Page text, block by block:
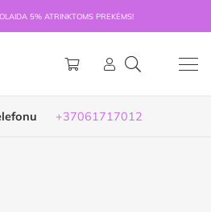
5% ATRINKTOMS PREKĖMS!
+37061717012